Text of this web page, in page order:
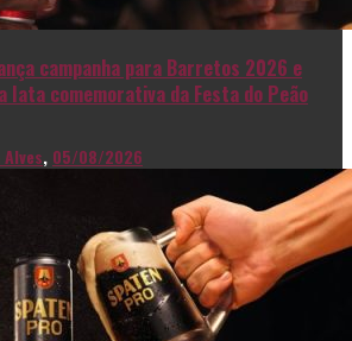
campanha para Barretos 2026 e
lata comemorativa da Festa do Peão
, 05/08/2026